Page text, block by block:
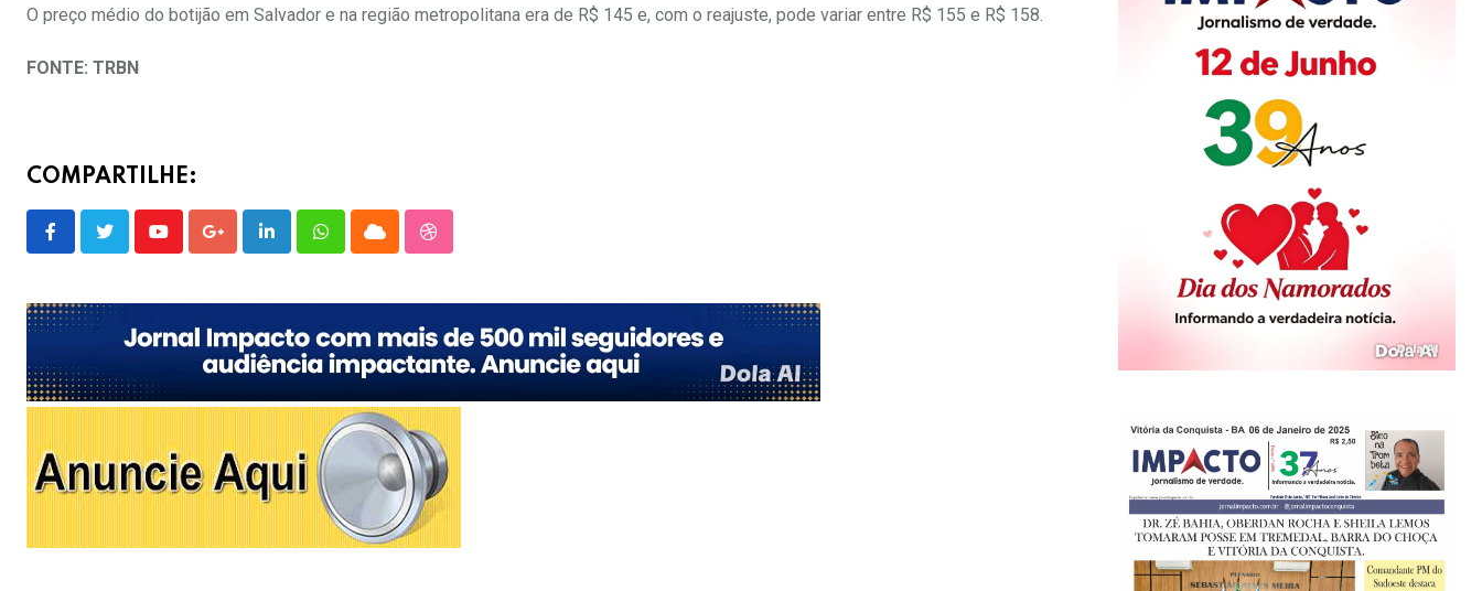
O preço médio do botijão em Salvador e na região metropolitana era de R$ 145 e, com o reajuste, pode variar entre R$ 155 e R$ 158.
FONTE: TRBN
COMPARTILHE:
YoutubeGoogle+LinkedInWhatsappCloud StumbleUpon